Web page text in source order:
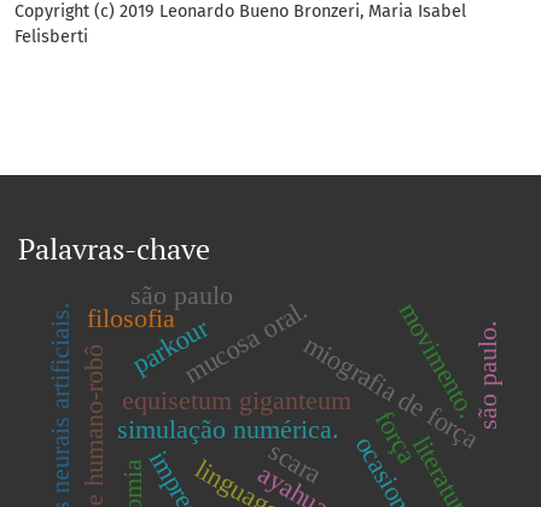
Copyright (c) 2019 Leonardo Bueno Bronzeri, Maria Isabel
Felisberti
Palavras-chave
scara
simulação numérica.
equisetum giganteummiografia de força
redes neurais artificiais. força
movimento.
mucosa oral.
parkour são paulo.
literatura
filosofia
são paulo